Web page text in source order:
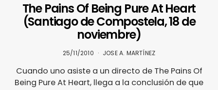
The Pains Of Being Pure At Heart
(Santiago de Compostela, 18 de
noviembre)
25/11/2010 JOSE A. MARTÍNEZ
Cuando uno asiste a un directo de The Pains Of
Being Pure At Heart, llega a la conclusión de que